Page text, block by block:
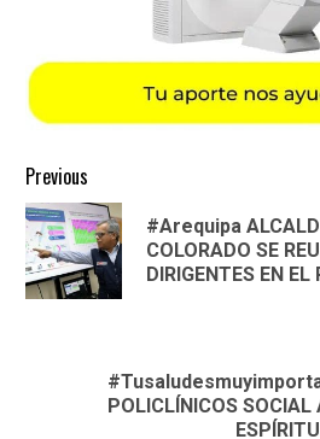
Continue
Reading
Previous
#Arequipa
COLORADO SE
DIRIGENTES EN
POLICLÍNICOS SOCIAL